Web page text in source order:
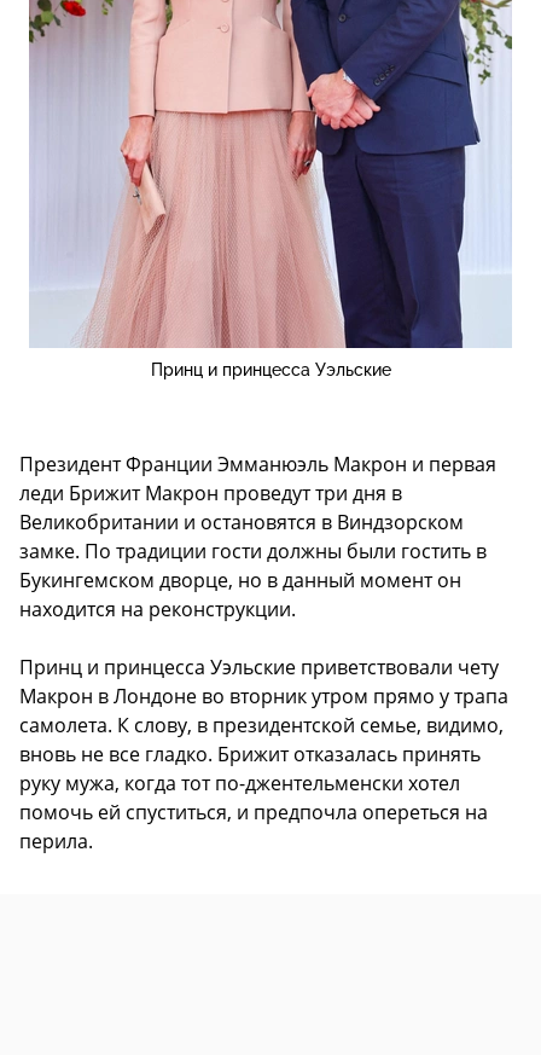
Принц и принцесса Уэльские
Президент Франции Эмманюэль Макрон и первая
леди Брижит Макрон проведут три дня в
Великобритании и остановятся в Виндзорском
замке. По традиции гости должны были гостить в
Букингемском дворце, но в данный момент он
находится на реконструкции.
Принц и принцесса Уэльские приветствовали чету
Макрон в Лондоне во вторник утром прямо у трапа
самолета. К слову, в президентской семье, видимо,
вновь не все гладко. Брижит отказалась принять
руку мужа, когда тот по-джентельменски хотел
помочь ей спуститься, и предпочла опереться на
перила.